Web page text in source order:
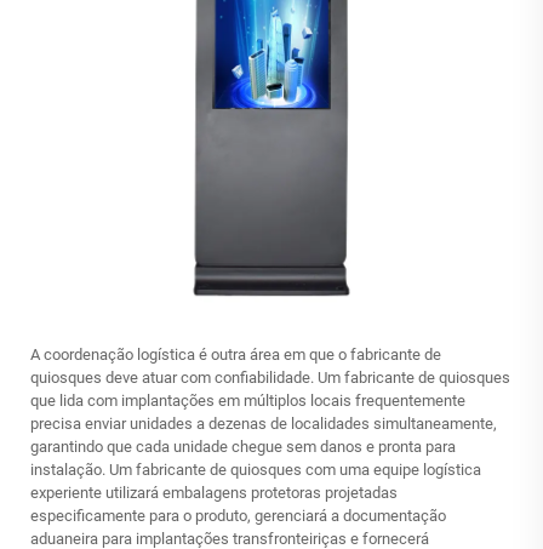
A coordenação logística é outra área em que o fabricante de
quiosques deve atuar com confiabilidade. Um fabricante de quiosques
que lida com implantações em múltiplos locais frequentemente
precisa enviar unidades a dezenas de localidades simultaneamente,
garantindo que cada unidade chegue sem danos e pronta para
instalação. Um fabricante de quiosques com uma equipe logística
experiente utilizará embalagens protetoras projetadas
especificamente para o produto, gerenciará a documentação
aduaneira para implantações transfronteiriças e fornecerá